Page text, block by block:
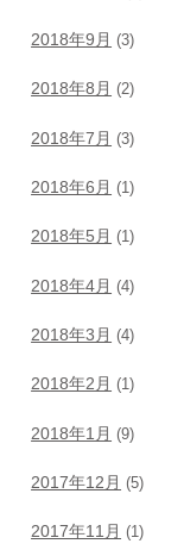
2018年9月 (3)
2018年8月 (2)
2018年7月 (3)
2018年6月 (1)
2018年5月 (1)
2018年4月 (4)
2018年3月 (4)
2018年2月 (1)
2018年1月 (9)
2017年12月 (5)
2017年11月 (1)